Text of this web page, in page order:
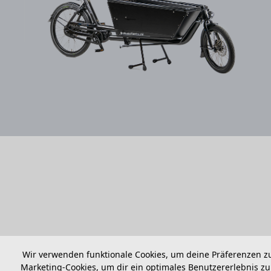
Wir verwenden funktionale Cookies, um deine Präferenzen
Marketing-Cookies, um dir ein optimales Benutzererlebnis